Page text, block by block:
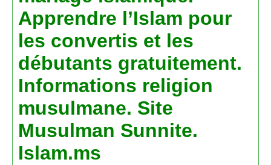
Apprendre l’Islam pour
les convertis et les
débutants gratuitement.
Informations religion
musulmane. Site
Musulman Sunnite.
Islam.ms